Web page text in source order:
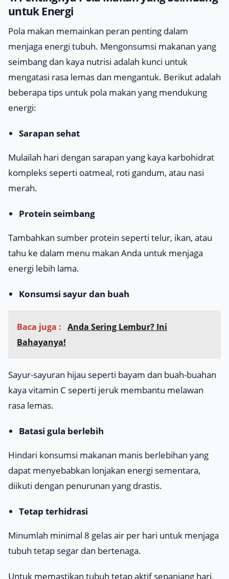
untuk Energi
Pola makan memainkan peran penting dalam
menjaga energi tubuh. Mengonsumsi makanan yang
seimbang dan kaya nutrisi adalah kunci untuk
mengatasi rasa lemas dan mengantuk. Berikut adalah
beberapa tips untuk pola makan yang mendukung
energi:
Sarapan sehat
Mulailah hari dengan sarapan yang kaya karbohidrat
kompleks seperti oatmeal, roti gandum, atau nasi
merah.
Protein seimbang
Tambahkan sumber protein seperti telur, ikan, atau
tahu ke dalam menu makan Anda untuk menjaga
energi lebih lama.
Konsumsi sayur dan buah
Baca juga : Anda Sering Lembur? Ini
Bahayanya!
Sayur-sayuran hijau seperti bayam dan buah-buahan
kaya vitamin C seperti jeruk membantu melawan
rasa lemas.
Batasi gula berlebih
Hindari konsumsi makanan manis berlebihan yang
dapat menyebabkan lonjakan energi sementara,
diikuti dengan penurunan yang drastis.
Tetap terhidrasi
Minumlah minimal 8 gelas air per hari untuk menjaga
tubuh tetap segar dan bertenaga.
Untuk memastikan tubuh tetap aktif sepanjang hari,